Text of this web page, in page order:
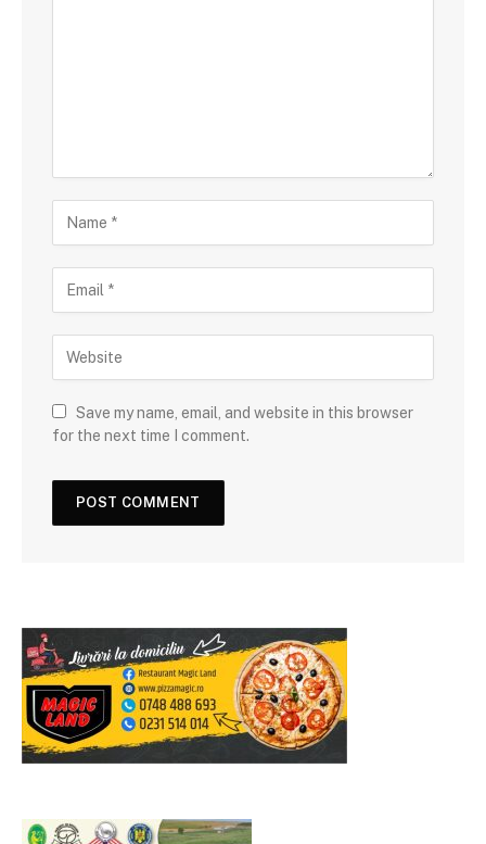
Save my name, email, and website in this browser
for the next time I comment.